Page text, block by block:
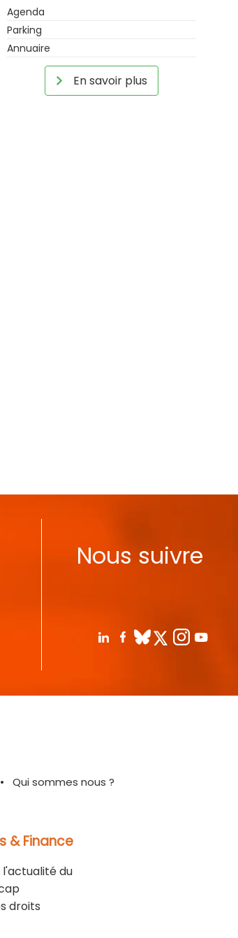
Agenda
Parking
Annuaire
En savoir plus
Nous suivre
Qui sommes nous ?
& Finance
l'actualité du
droits